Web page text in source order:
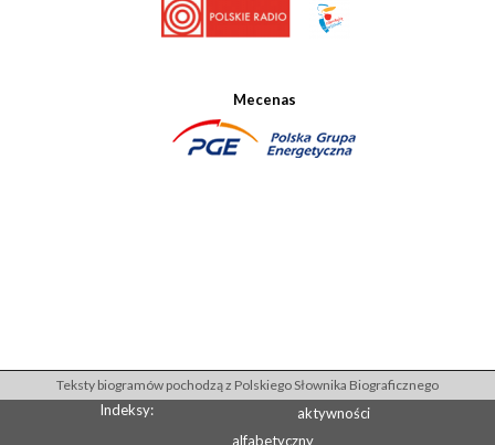
Mecenas
Teksty biogramów pochodzą z Polskiego Słownika Biograficznego
Indeksy:
aktywności
alfabetyczny